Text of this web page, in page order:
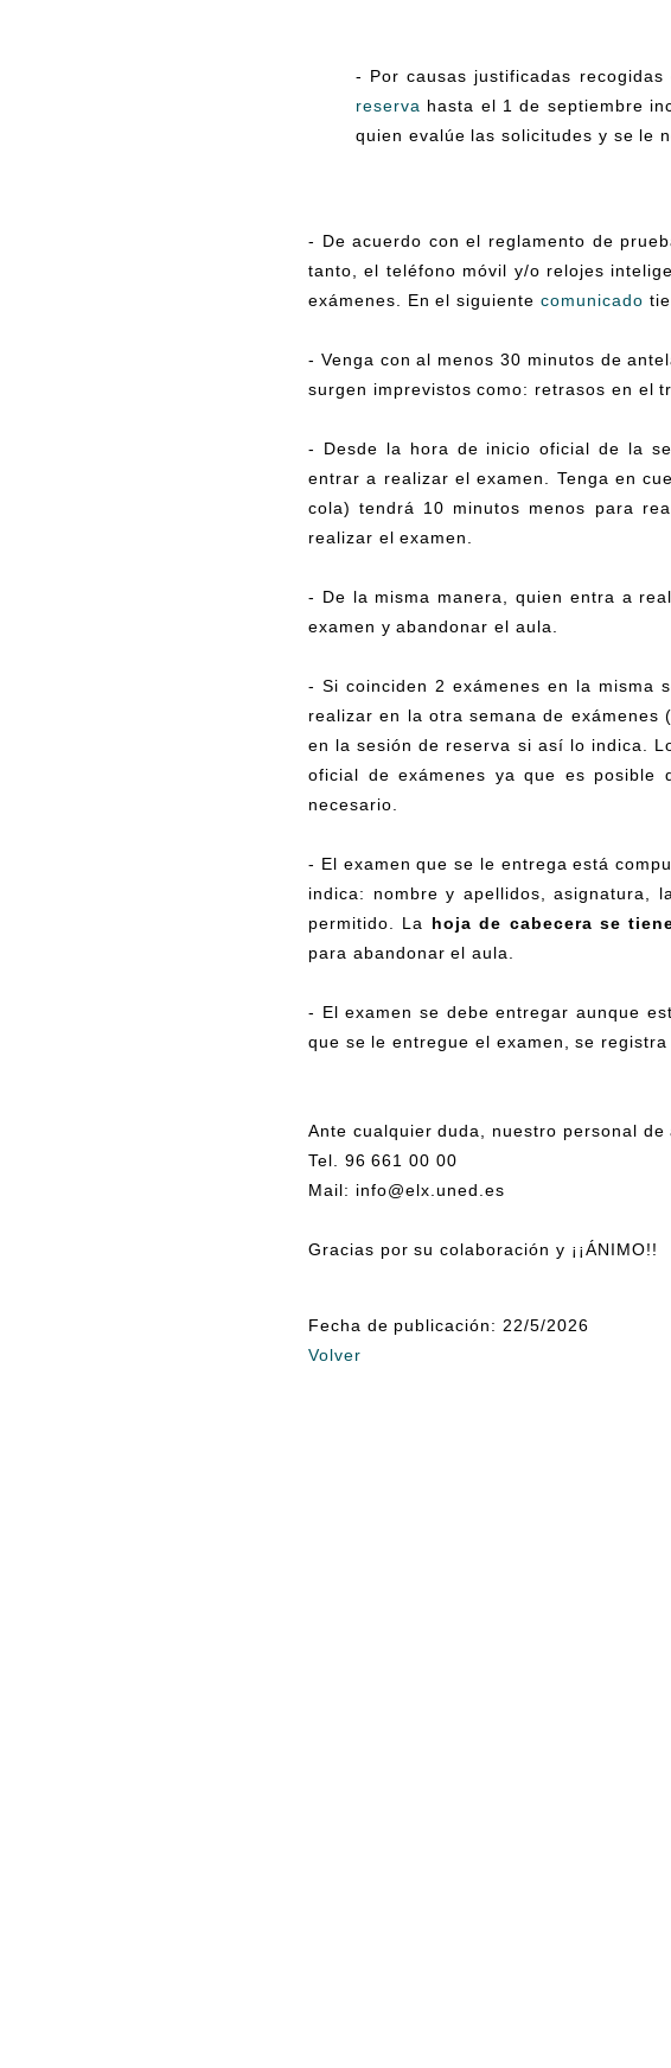
- Por causas justificadas
reserva hasta el 1 de septiembre
quien evalúe las solicitudes y se le
- De acuerdo con el reglamento de
tanto, el teléfono móvil y/o relojes
exámenes. En el siguiente comunicado
- Venga con al menos 30 minutos de
surgen imprevistos como: retrasos en el
- Desde la hora de inicio oficial de la
entrar a realizar el examen. Tenga en
cola) tendrá 10 minutos menos para
realizar el examen.
- De la misma manera, quien entra a
examen y abandonar el aula.
- Si coinciden 2 exámenes en la misma
realizar en la otra semana de
en la sesión de reserva si así lo indica.
oficial de exámenes ya que es
necesario.
- El examen que se le entrega está
indica: nombre y apellidos, asignatura,
permitido. La hoja de cabecera se
para abandonar el aula.
- El examen se debe entregar aunque
que se le entregue el examen, se
Ante cualquier duda, nuestro personal
Tel. 96 661 00 00
Mail: info@elx.uned.es
Gracias por su colaboración y ¡¡ÁNIMO!!
Fecha de publicación: 22/5/2026
Volver